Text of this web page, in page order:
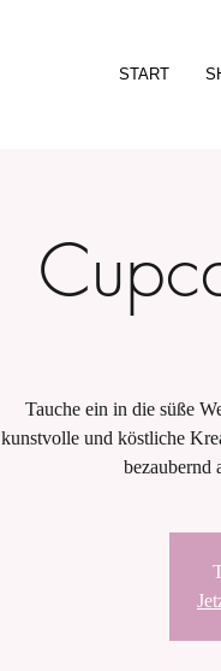
START
Tauche ein in die süße
kunstvolle und köstliche
bezaubernd